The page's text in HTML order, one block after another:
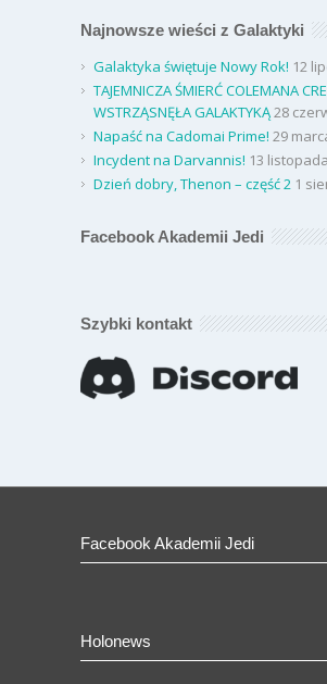
Najnowsze wieści z Galaktyki
Galaktyka świętuje Nowy Rok! 12
TAJEMNICZA ŚMIERĆ COLEMANA
WSTRZĄSNĘŁA GALAKTYKĄ28
Napaść na Cadomai Prime! 29
Incydent na Darvannis! 13
Dzień dobry, Thenon – część 2 1
Facebook Akademii Jedi
Szybki kontakt
Facebook Akademii Jedi
Holonews